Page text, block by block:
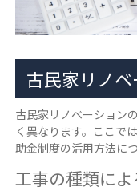
古民家リノ
古民家リノベーション
く異なります。ここで
助金制度の活用方法に
工事の種類に